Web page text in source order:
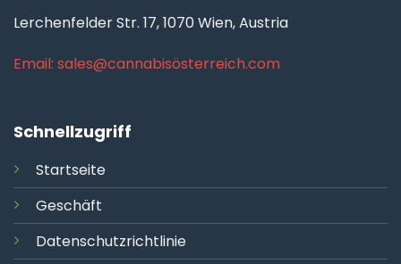
Lerchenfelder Str. 17, 1070 Wien, Austria
Email: sales@cannabisösterreich.com
Schnellzugriff
Startseite
Geschäft
Datenschutzrichtlinie